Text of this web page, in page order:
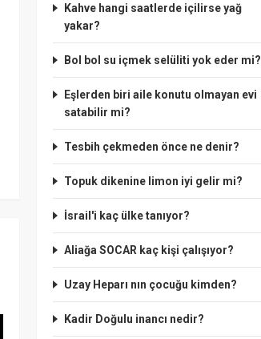
Kahve hangi saatlerde içilirse yağ
yakar?
Bol bol su içmek selüliti yok eder mi?
Eşlerden biri aile konutu olmayan evi
satabilir mi?
Tesbih çekmeden önce ne denir?
Topuk dikenine limon iyi gelir mi?
İsrail'i kaç ülke tanıyor?
Aliağa SOCAR kaç kişi çalışıyor?
Uzay Heparı nın çocuğu kimden?
Kadir Doğulu inancı nedir?